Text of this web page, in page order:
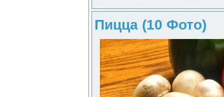
Пицца (10 Фото)